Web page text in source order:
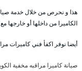
هذا و نحرص من خلال خدمة
الكاميرا من داخلها أو خارجها
أيضا نوفر اكفأ فني كاميرات
صيانة كاميرا مراقبه مخفية